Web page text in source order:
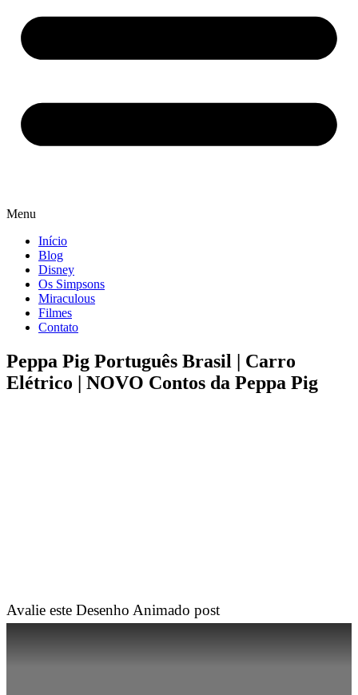
Menu
Início
Blog
Disney
Os Simpsons
Miraculous
Filmes
Contato
Peppa Pig Português Brasil | Carro
Elétrico | NOVO Contos da Peppa Pig
Avalie este Desenho Animado post